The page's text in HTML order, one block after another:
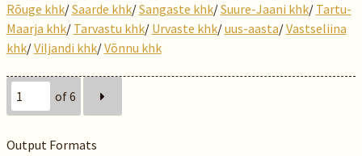
Rõuge khk/Saarde khk/Sangaste khk/Suure-Jaani khk/ Tartu-
Maarja khk/ Tarvastu khk/ Urvaste khk/uus-aasta/Vastseliina
khk/Viljandi khk/Võnnu khk
of 6
Output Formats